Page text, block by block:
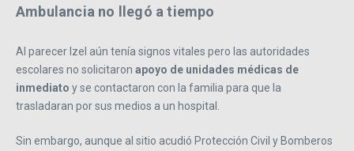
Ambulancia no llegó a tiempo
Al parecer Izel aún tenía signos vitales pero las autoridades
escolares no solicitaron apoyo de unidades médicas de
inmediato y se contactaron con la familia para que la
trasladaran por sus medios a un hospital.
Sin embargo, aunque al sitio acudió Protección Civil y Bomberos